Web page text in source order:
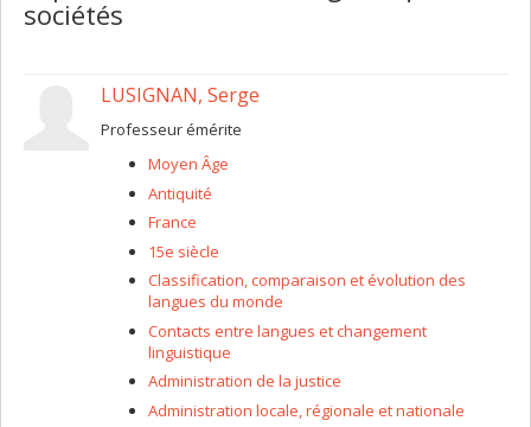
sociétés
LUSIGNAN, Serge
Professeur émérite
Moyen Âge
Antiquité
France
15e siècle
Classification, comparaison et évolution des
langues du monde
Contacts entre langues et changement
linguistique
Administration de la justice
Administration locale, régionale et nationale